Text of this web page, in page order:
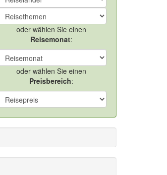
oder wählen Sie einen
Reisemonat:
oder wählen Sie einen
Preisbereich: